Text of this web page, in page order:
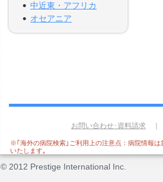
中近東・アフリカ
オセアニア
※｢海外の病院検索｣ご利用上の注意点：病院情報
いたします｡
お問い合わせ･資料請求
© 2012 Prestige International Inc.